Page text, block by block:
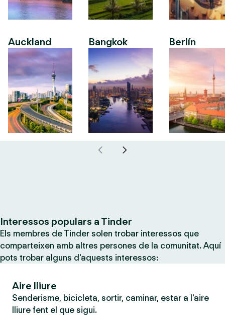
Auckland Bangkok Berlín
Interessos populars a Tinder
Els membres de Tinder solen trobar interessos que
comparteixen amb altres persones de la comunitat. Aquí
pots trobar alguns d'aquests interessos:
Aire lliure
Senderisme, bicicleta, sortir, caminar, estar a l'aire
lliure fent el que sigui.